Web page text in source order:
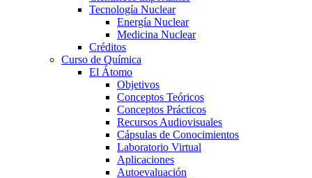
Tecnología Nuclear
Energía Nuclear
Medicina Nuclear
Créditos
Curso de Química
El Átomo
Objetivos
Conceptos Teóricos
Conceptos Prácticos
Recursos Audiovisuales
Cápsulas de Conocimientos
Laboratorio Virtual
Aplicaciones
Autoevaluación